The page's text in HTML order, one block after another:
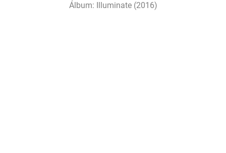
Álbum: Illuminate (2016)